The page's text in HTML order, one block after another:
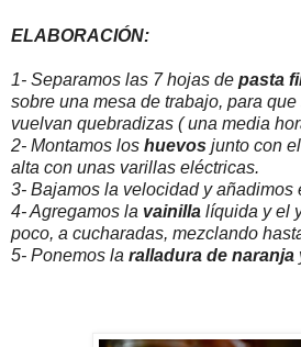
ELABORACIÓN:
1- Separamos las 7 hojas de pasta
sobre una mesa de trabajo, para
vuelvan quebradizas ( una media
2- Montamos los huevos junto con el
alta con unas varillas eléctricas.
3- Bajamos la velocidad y añadimos
4- Agregamos la vainilla líquida y el
poco, a cucharadas, mezclando
5- Ponemos la ralladura de naranja